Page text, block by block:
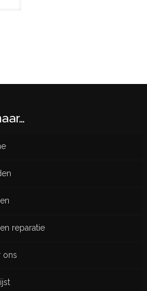
reparatie
ons